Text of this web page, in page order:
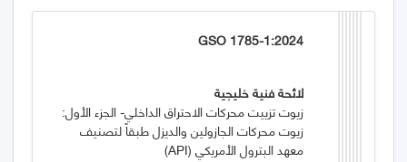
GSO 1785-1:2024
لائحة فنية خليجية
زيوت تزييت محركات الاحتراق الداخلي- الجزء الأول:
زيوت محركات الجازولين والديزل طبقاً لتصنيف
معهد البترول الأمريكي (API)